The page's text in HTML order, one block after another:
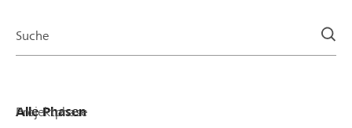
Suche
Projektphase